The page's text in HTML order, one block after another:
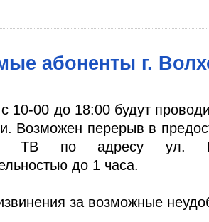
абоненты г.
10-00 до 18:00 будут
Возможен перерыв в
ТВ по адресу ул.
до 1 часа.
за возможные